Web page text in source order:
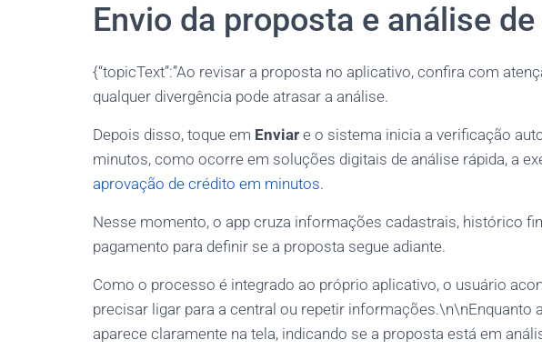
Envio da proposta e análise
{“topicText”:”Ao revisar a proposta no aplicativo, confira com
qualquer divergência pode atrasar a análise.
Depois disso, toque em Enviar e o sistema inicia a verificação
minutos, como ocorre em soluções digitais de análise rápida, a
aprovação de crédito em minutos.
Nesse momento, o app cruza informações cadastrais, histórico
pagamento para definir se a proposta segue adiante.
Como o processo é integrado ao próprio aplicativo, o usuário
precisar ligar para a central ou repetir informações.\n\nEnquanto
aparece claramente na tela, indicando se a proposta está em